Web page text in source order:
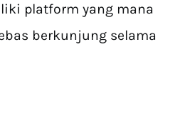
platform yang mana
berkunjung selama